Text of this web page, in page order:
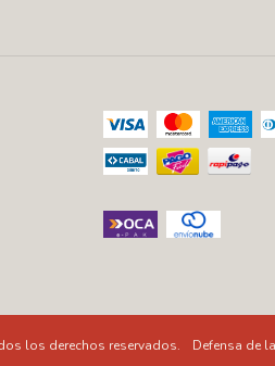
los derechos reservados. Defensa de